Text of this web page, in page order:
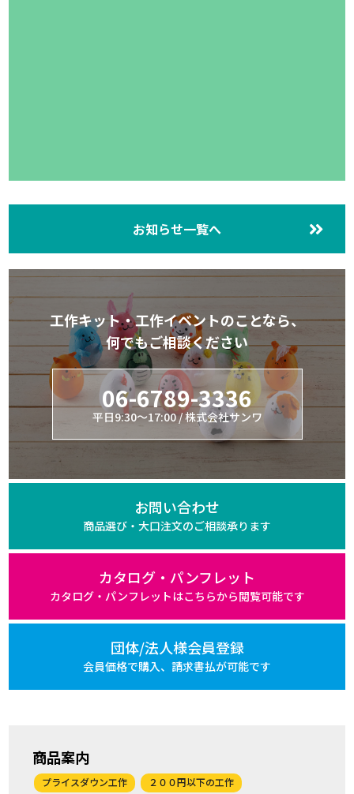
お知らせ一覧へ
工作キット・工作イベントのことなら、
何でもご相談ください
06-6789-3336
平日9:30～17:00 / 株式会社サンワ
お問い合わせ
商品選び・大口注文のご相談承ります
カタログ・パンフレット
カタログ・パンフレットはこちらから閲覧可能です
団体/法人様会員登録
会員価格で購入、 請求書払が可能です
商品案内
プライスダウン工作
２００円以下の工作